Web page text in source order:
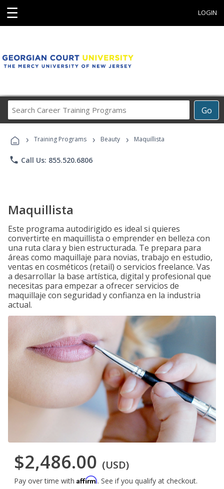
☰ LOGIN
Go
Career
Programs
› Training Programs › Beauty › Maquillista
phone Call Us: 855.520.6806
Maquillista
Este programa autodirigido es ideal si quieres
convertirte en maquillista o emprender en belleza con
una ruta clara y bien estructurada. Te prepara para
áreas como maquillaje para novias, trabajo en estudio,
ventas en cosméticos (retail) o servicios freelance. Vas
a desarrollar la base artística, digital y profesional que
necesitas para empezar a ofrecer servicios de
maquillaje con seguridad y confianza en la industria
actual.
$2,486.00 (USD)
Pay over time with Affirm. See if you qualify at checkout.